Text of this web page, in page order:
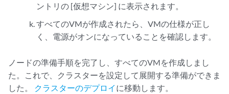
ントリの [仮想マシン] に表示されます。
すべてのVMが作成されたら、VMの仕様が正し
く、電源がオンになっていることを確認します。
ノードの準備手順を完了し、すべてのVMを作成しまし
た。これで、クラスターを設定して展開する準備ができま
した。
クラスターのデプロイ に移動します。